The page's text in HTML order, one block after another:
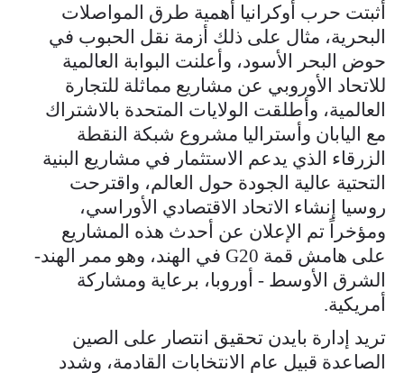
أثبتت حرب أوكرانيا أهمية طرق المواصلات
البحرية، مثال على ذلك أزمة نقل الحبوب في
حوض البحر الأسود، وأعلنت البوابة العالمية
للاتحاد الأوروبي عن مشاريع مماثلة للتجارة
العالمية، وأطلقت الولايات المتحدة بالاشتراك
مع اليابان وأستراليا مشروع شبكة النقطة
الزرقاء الذي يدعم الاستثمار في مشاريع البنية
التحتية عالية الجودة حول العالم، واقترحت
روسيا إنشاء الاتحاد الاقتصادي الأوراسي،
ومؤخراً تم الإعلان عن أحدث هذه المشاريع
على هامش قمة G20 في الهند، وهو ممر الهند-
الشرق الأوسط - أوروبا، برعاية ومشاركة
أمريكية.
تريد إدارة بايدن تحقيق انتصار على الصين
الصاعدة قبيل عام الانتخابات القادمة، وشدد